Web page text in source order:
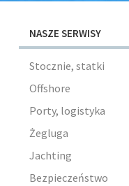
NASZE SERWISY
Stocznie, statki
Offshore
Porty, logistyka
Żegluga
Jachting
Bezpieczeństwo